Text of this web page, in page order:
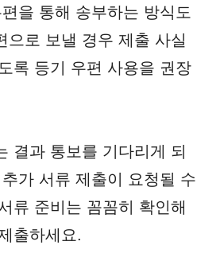
을 통해 송부하는 방식도
으로 보낼 경우 제출 사실
록 등기 우편 사용을 권장
결과 통보를 기다리게 되
가 서류 제출이 요청될 수
류 준비는 꼼꼼히 확인해
출하세요.